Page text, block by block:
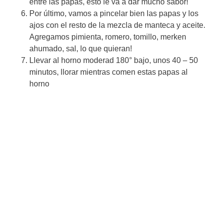
entre las papas, esto le va a dar mucho sabor!
Por último, vamos a pincelar bien las papas y los
ajos con el resto de la mezcla de manteca y aceite.
Agregamos pimienta, romero, tomillo, merken
ahumado, sal, lo que quieran!
Llevar al horno moderad 180° bajo, unos 40 – 50
minutos, llorar mientras comen estas papas al
horno